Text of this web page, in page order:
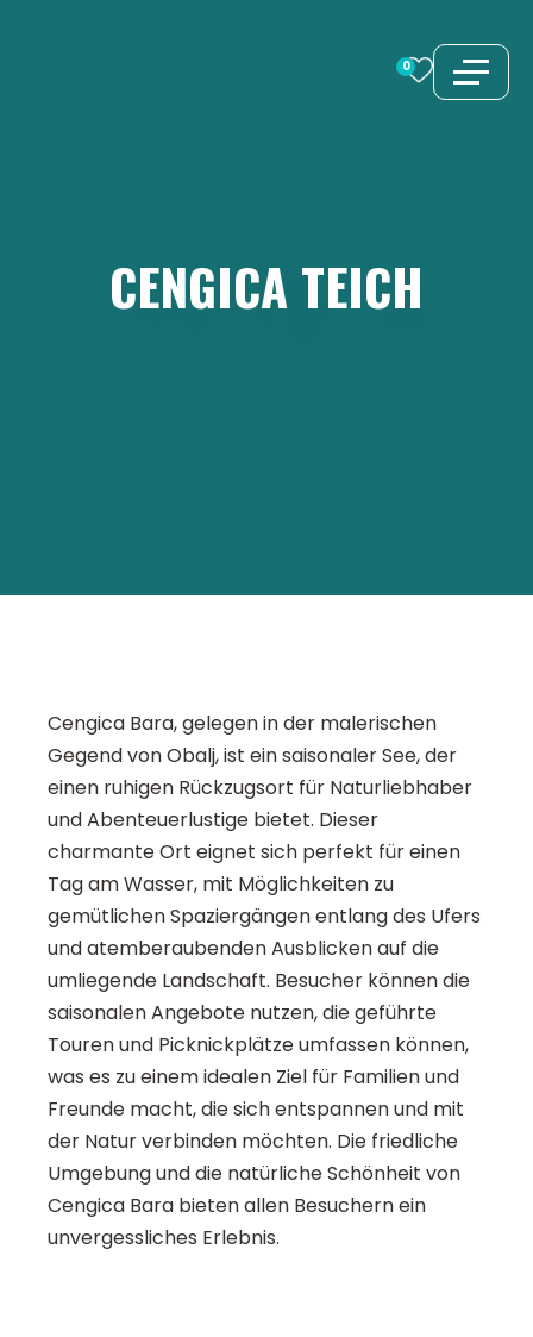
0
CENGICA TEICH
Cengica Bara, gelegen in der malerischen
Gegend von Obalj, ist ein saisonaler See, der
einen ruhigen Rückzugsort für Naturliebhaber
und Abenteuerlustige bietet. Dieser
charmante Ort eignet sich perfekt für einen
Tag am Wasser, mit Möglichkeiten zu
gemütlichen Spaziergängen entlang des Ufers
und atemberaubenden Ausblicken auf die
umliegende Landschaft. Besucher können die
saisonalen Angebote nutzen, die geführte
Touren und Picknickplätze umfassen können,
was es zu einem idealen Ziel für Familien und
Freunde macht, die sich entspannen und mit
der Natur verbinden möchten. Die friedliche
Umgebung und die natürliche Schönheit von
Cengica Bara bieten allen Besuchern ein
unvergessliches Erlebnis.